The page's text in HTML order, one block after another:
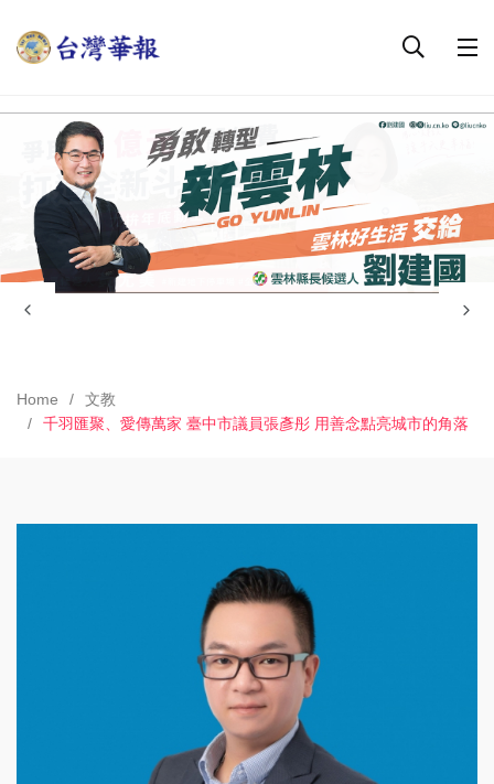
Home
文教
千羽匯聚、愛傳萬家 臺中市議員張彥彤 用善念點亮城市的角落